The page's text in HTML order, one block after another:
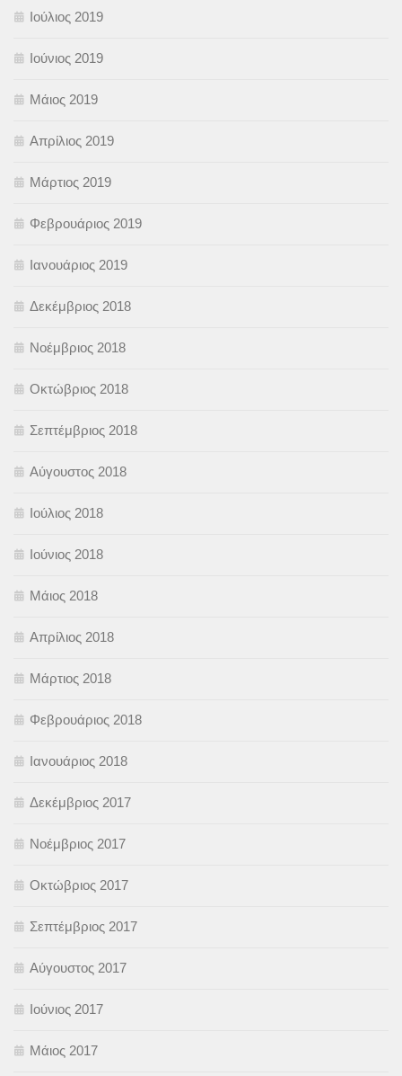
Ιούλιος 2019
Ιούνιος 2019
Μάιος 2019
Απρίλιος 2019
Μάρτιος 2019
Φεβρουάριος 2019
Ιανουάριος 2019
Δεκέμβριος 2018
Νοέμβριος 2018
Οκτώβριος 2018
Σεπτέμβριος 2018
Αύγουστος 2018
Ιούλιος 2018
Ιούνιος 2018
Μάιος 2018
Απρίλιος 2018
Μάρτιος 2018
Φεβρουάριος 2018
Ιανουάριος 2018
Δεκέμβριος 2017
Νοέμβριος 2017
Οκτώβριος 2017
Σεπτέμβριος 2017
Αύγουστος 2017
Ιούνιος 2017
Μάιος 2017